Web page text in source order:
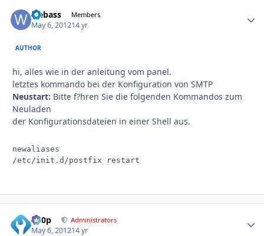
webass Members
May 6, 201214 yr
AUTHOR
hi, alles wie in der anleitung vom panel.
letztes kommando bei der Konfiguration von SMTP
Neustart: Bitte f?hren Sie die folgenden Kommandos zum
Neuladen
der Konfigurationsdateien in einer Shell aus.
newaliases
d00p Administrators
May 6, 201214 yr